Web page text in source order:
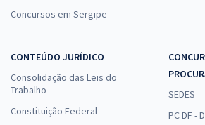
Concursos em Sergipe
CONTEÚDO JURÍDICO
Consolidação das Leis do
Trabalho
Constituição Federal
SEDES
PC DF -